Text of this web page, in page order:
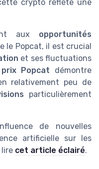
crypto reflète une
aux opportunités
le Popcat, il est crucial
et ses fluctuations
prix Popcat démontre
relativement peu de
particulièrement
de nouvelles
artificielle sur les
cet article éclairé.